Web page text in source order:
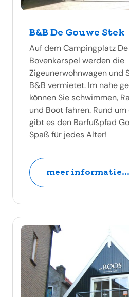
B&B De Gouwe Stek
Auf dem Campingplatz
Bovenkarspel werden die
Zigeunerwohnwagen und
B&B vermietet. Im nahe
können Sie schwimmen,
und Boot fahren. Rund
gibt es den Barfußpfad
Spaß für jedes Alter!
meer informatie...